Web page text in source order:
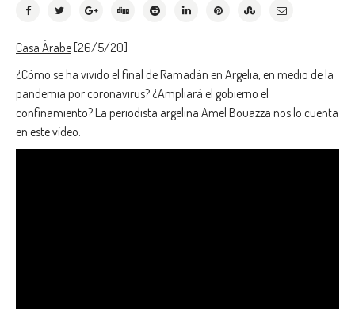
Casa Árabe [26/5/20]
¿Cómo se ha vivido el final de Ramadán en Argelia, en medio de la
pandemia por coronavirus? ¿Ampliará el gobierno el
confinamiento? La periodista argelina Amel Bouazza nos lo cuenta
en este vídeo.